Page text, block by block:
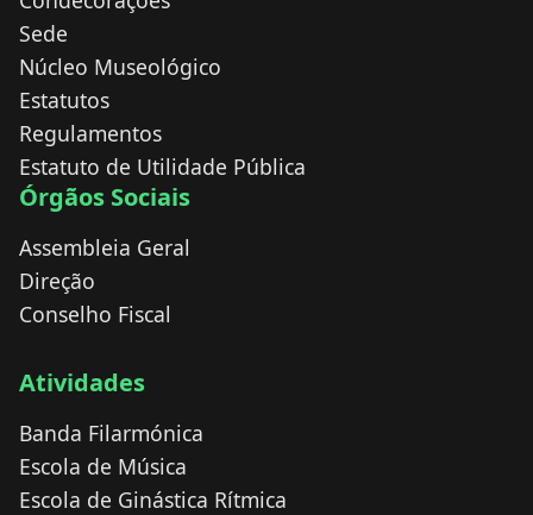
Sede
Núcleo Museológico
Estatutos
Regulamentos
Estatuto de Utilidade Pública
Órgãos Sociais
Assembleia Geral
Direção
Conselho Fiscal
Atividades
Banda Filarmónica
Escola de Música
Escola de Ginástica Rítmica